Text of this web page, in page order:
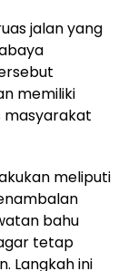
jalan yang
memiliki
masyarakat
meliputi
bahu
tetap
Langkah ini